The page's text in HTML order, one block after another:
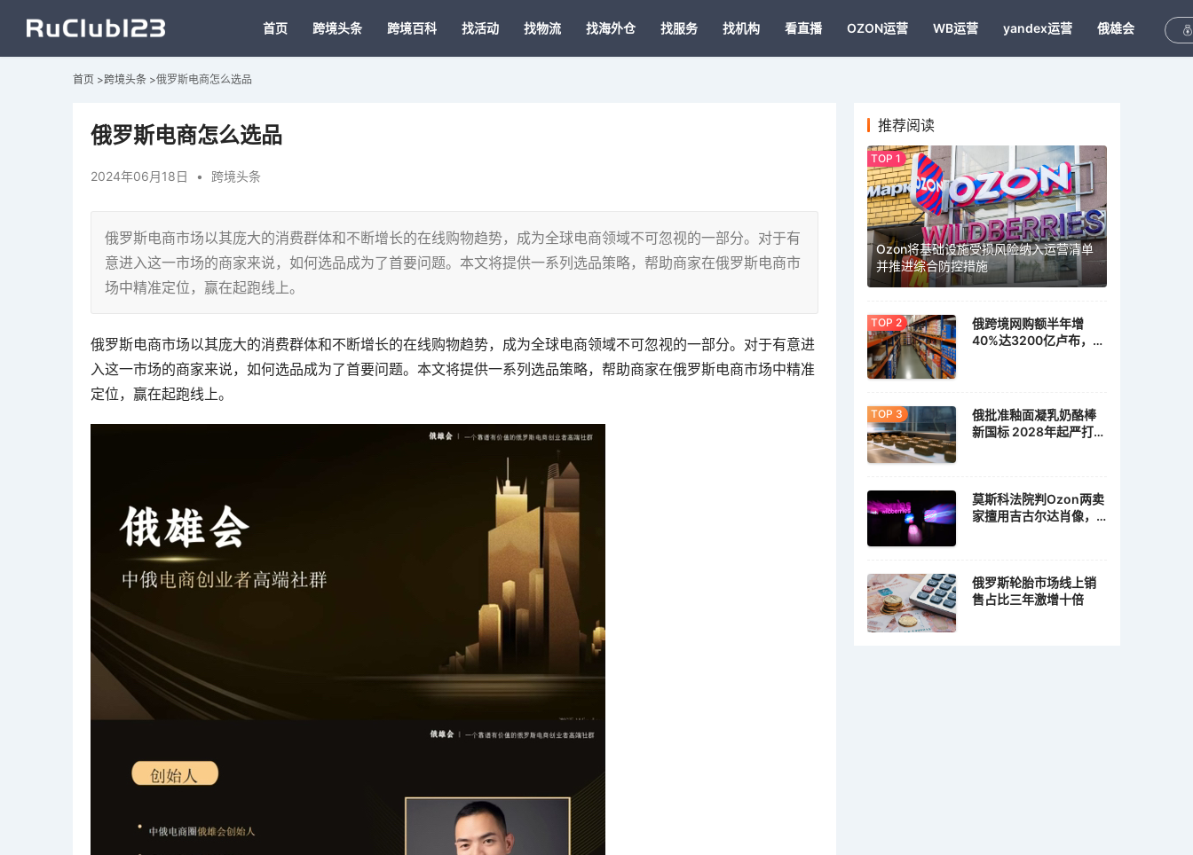
首页 跨境头条 跨境百科 找活动 找物流 找海外仓 找服务 找机构 看直播 OZON运营 WB运营 yandex运营 俄雄会
首页 >跨境头条 >俄罗斯电商怎么选品
俄罗斯电商怎么选品
2024年06月18日 • 跨境头条
俄罗斯电商市场以其庞大的消费群体和不断增长的在线购物趋势，成为全球电商领域不可忽视的一部分。对于有
意进入这一市场的商家来说，如何选品成为了首要问题。本文将提供一系列选品策略，帮助商家在俄罗斯电商市
场中精准定位，赢在起跑线上。
俄罗斯电商市场以其庞大的消费群体和不断增长的在线购物趋势，成为全球电商领域不可忽视的一部分。对于有意进
入这一市场的商家来说，如何选品成为了首要问题。本文将提供一系列选品策略，帮助商家在俄罗斯电商市场中精准
定位，赢在起跑线上。
推荐阅读
Ozon将基础设施受损风险纳入运营清单
并推进综合防控措施
俄跨境网购额半年增
40%达3200亿卢布，家
俄批准釉面凝乳奶酪棒
新国标 2028年起严打植
莫斯科法院判Ozon两卖
家擅用吉古尔达肖像，
俄罗斯轮胎市场线上销
售占比三年激增十倍